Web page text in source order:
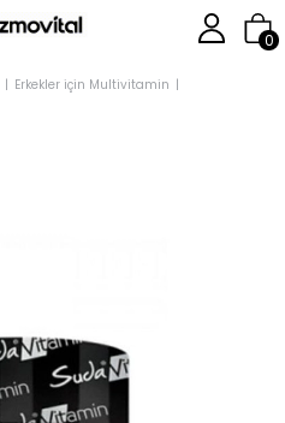
0
Erkekler için Multivitamin